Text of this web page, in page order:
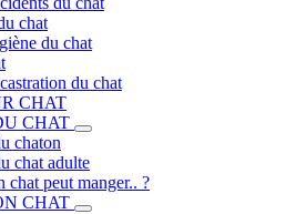
chat
du chat
du chat
CHAT
CHAT
chaton
chat adulte
chat peut manger.. ?
CHAT